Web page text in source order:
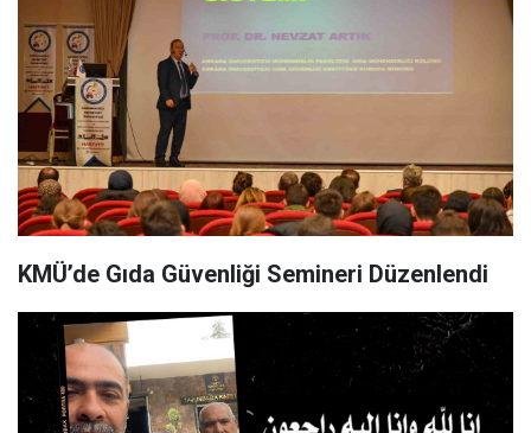
KMÜ’de Gıda Güvenliği Semineri Düzenlendi